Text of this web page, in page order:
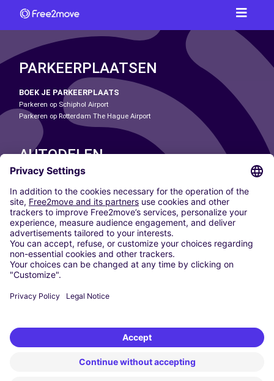
PARKEERPLAATSEN
BOEK JE PARKEERPLAATS
Parkeren op Schiphol Airport
Parkeren op Rotterdam The Hague Airport
AUTODELEN
ONZE STEDEN
Paris
Madrid
Washington DC
Milaan
Rome
Turijn
Wenen
Berlijn
Düsseldorf